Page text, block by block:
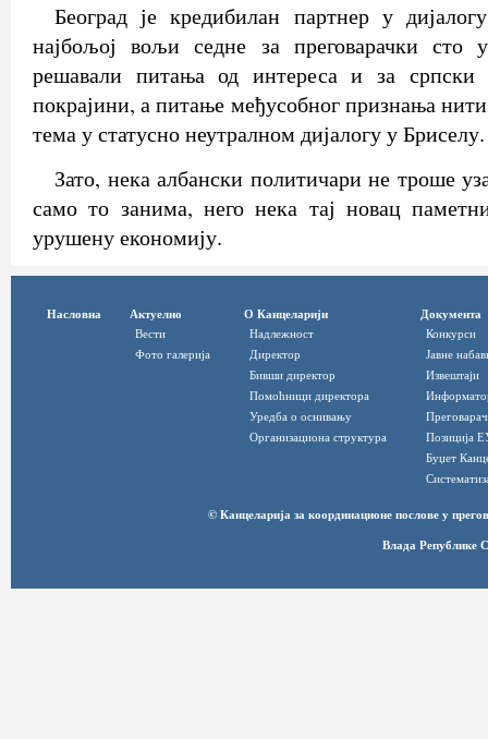
Београд је кредибилан партнер у
најбољој вољи седне за преговарачки
решавали питања од интереса и за
покрајини, а питање међусобног признања
тема у статусно неутралном дијалогу у Бриселу.
Зато, нека албански политичари не троше
само то занима, него нека тај новац
урушену економију.
Насловна Актуелно
Вести
Фото галерија
О Канцеларији
Надлежност
Директор
Бивши директор
Помоћници директора
Уредба о оснивању
Организациона структура
Документа
Конкурси
Јавне
Извештаји
Позиција
Буџет
© Канцеларија за координационе послове у
Влада Републике